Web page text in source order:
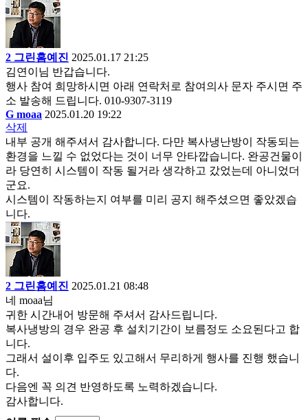
2 그린홈예진 2025.01.17 21:25
김연이님 반갑습니다.
행사 참여 희망하시면 아래 연락처로 참여의사 문자 주시면 주
소 발송해 드립니다. 010-9307-3119
G moaa 2025.01.20 19:22
삭제
내부 공개 해주셔서 감사합니다. 다만 복사냉난방이 작동되는
환경을 느낄 수 없었다는 것이 너무 안타깝습니다. 완공건물이
라 당연히 시스템이 작동 될거라 생각하고 갔었는데 아니었더
군요.
시스템이 작동하는지 여부를 미리 공지 해주셨으면 좋았겠습
니다.
2 그린홈예진 2025.01.21 08:48
네 moaa님
귀한 시간내어 방문해 주셔서 감사드립니다.
복사냉방의 경우 완공 후 설치기간이 보름정도 소요된다고 합
니다.
그래서 설이후 입주도 있고해서 무리하게 행사를 진행 했습니
다.
다음엔 꼭 의견 반영하도록 노력하겠습니다.
감사합니다.